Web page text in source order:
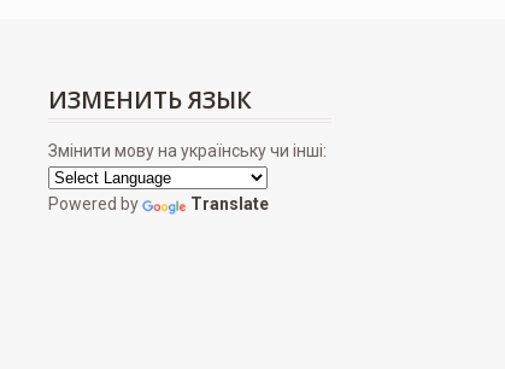
ИЗМЕНИТЬ ЯЗЫК
Змінити мову на українську чи інші:
Powered by Translate